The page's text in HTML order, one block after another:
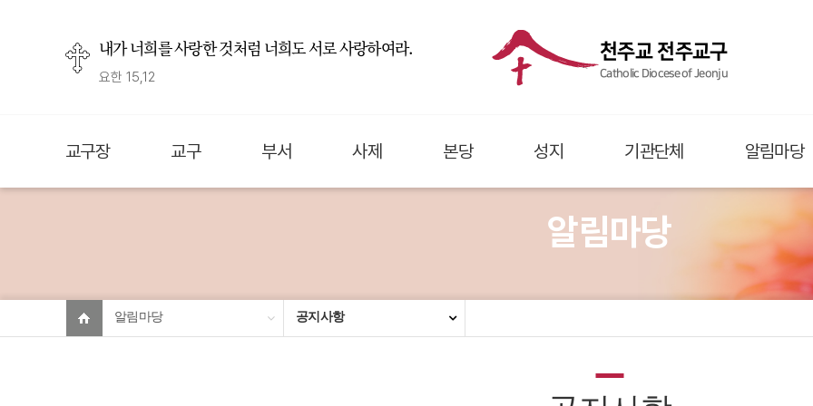
내가 너희를 사랑한 것처럼 너희도 서로 사랑하여라.
요한 15,12
천주교 전주교구
Catholic Diocese of Jeonju
교구장 교구 부서 사제 본당 성지 기관단체 알림마당
알림마당
알림마당 공지사항